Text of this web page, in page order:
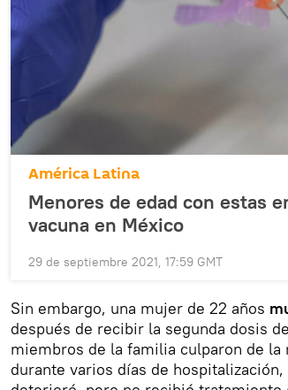
América Latina
Menores de edad con estas
vacuna en México
29 de septiembre 2021, 17:59 GMT
Sin embargo, una mujer de 22 años
después de recibir la segunda dosis
miembros de la familia culparon de
durante varios días de